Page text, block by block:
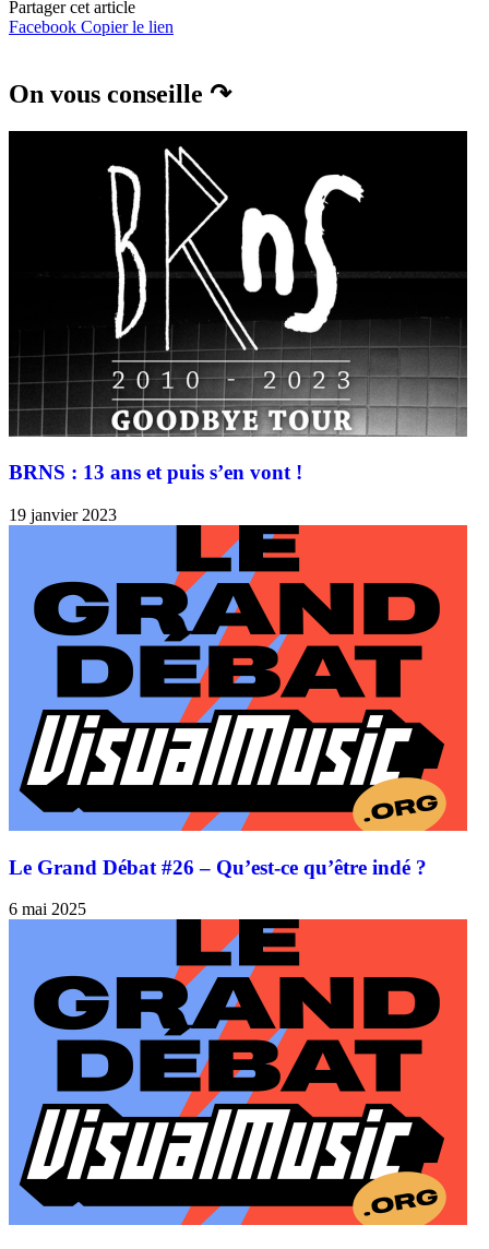
Partager cet article
Facebook Copier le lien
On vous conseille ↷
BRNS : 13 ans et puis s’en vont !
19 janvier 2023
Le Grand Débat #26 – Qu’est-ce qu’être indé ?
6 mai 2025